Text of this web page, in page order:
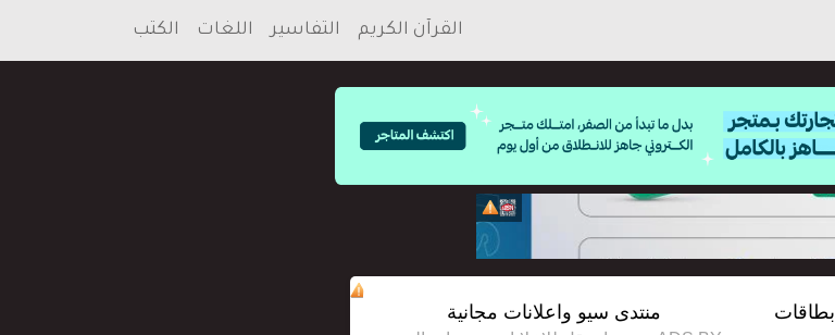
القرآن الكريم التفاسير اللغات الكتب
متجر تركس كارد - TRx Card بطاقات
منتدى سيو واعلانات مجانية